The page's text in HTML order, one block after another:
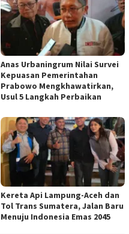
Anas Urbaningrum Nilai Survei
Kepuasan Pemerintahan
Prabowo Mengkhawatirkan,
Usul 5 Langkah Perbaikan
Kereta Api Lampung-Aceh dan
Tol Trans Sumatera, Jalan Baru
Menuju Indonesia Emas 2045